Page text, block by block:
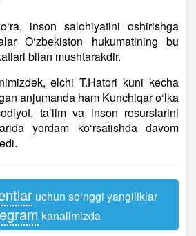
inson salohiyatini oshirishga
O‘zbekiston hukumatining bu
bilan mushtarakdir.
elchi T.Hatori kuni kecha
anjumanda ham Kunchiqar o‘lka
ta’lim va inson resurslarini
yordam ko‘rsatishda davom
uchun so‘nggi yangiliklar
kanalimizda